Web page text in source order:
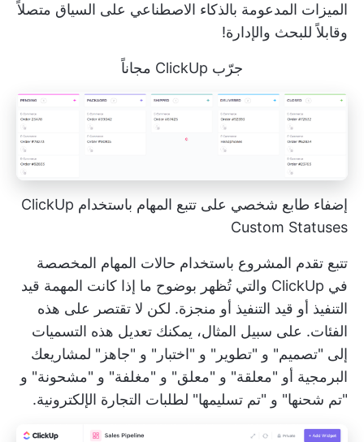
الميزات المدعومة بالذكاء الاصطناعي على السياق متصلاً
وقابلاً للبحث والإدارة!
جرّب ClickUp مجاناً
إضفاء طابع شخصي على تتبع المهام باستخدام ClickUp
Custom Statuses
تتبع تقدم المشروع باستخدام حالات المهام المخصصة
في ClickUp
والتي تُظهر بوضوح ما إذا كانت المهمة قيد
التنفيذ أو قيد التنفيذ أو منجزة. لكن لا تقتصر على هذه
الفئات. على سبيل المثال، يمكنك تعديل هذه التسميات
إلى "تصميم" و "تطوير" و "اختبار" و "جاهز" لمشاريعك
البرمجية أو "معلقة" و "معلق" و "مغلفة" و "مشحونة" و
"تم شحنها" و "تم تسليمها" لطلبات التجارة الإلكترونية.